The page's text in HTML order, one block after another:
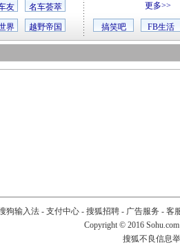
友 名车荟萃
界 越野帝国
更多>>
搞笑吧 FB生活
狗输入法- 支付中心- 搜狐招聘- 广告服务 - 客
Copyright © 2016
搜狐不良信息